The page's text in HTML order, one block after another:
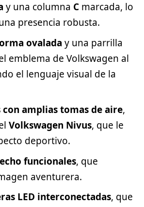
y una columna C marcada, lo
presencia robusta.
ovalada y una parrilla
emblema de Volkswagen al
el lenguaje visual de la
con amplias tomas de aire,
Volkswagen Nivus, que le
deportivo.
funcionales, que
aventurera.
LED interconectadas, que